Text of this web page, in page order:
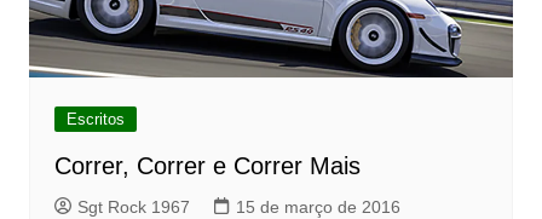
Escritos
Correr, Correr e Correr Mais
Sgt Rock 1967 15 de março de 2016